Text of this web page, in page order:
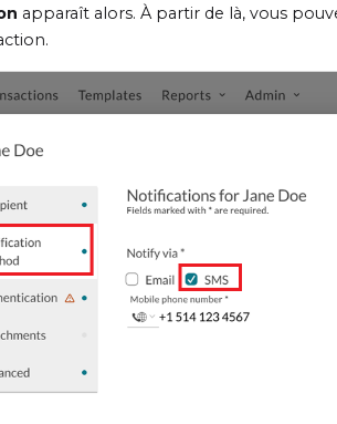
apparaît alors. À partir de là, vous